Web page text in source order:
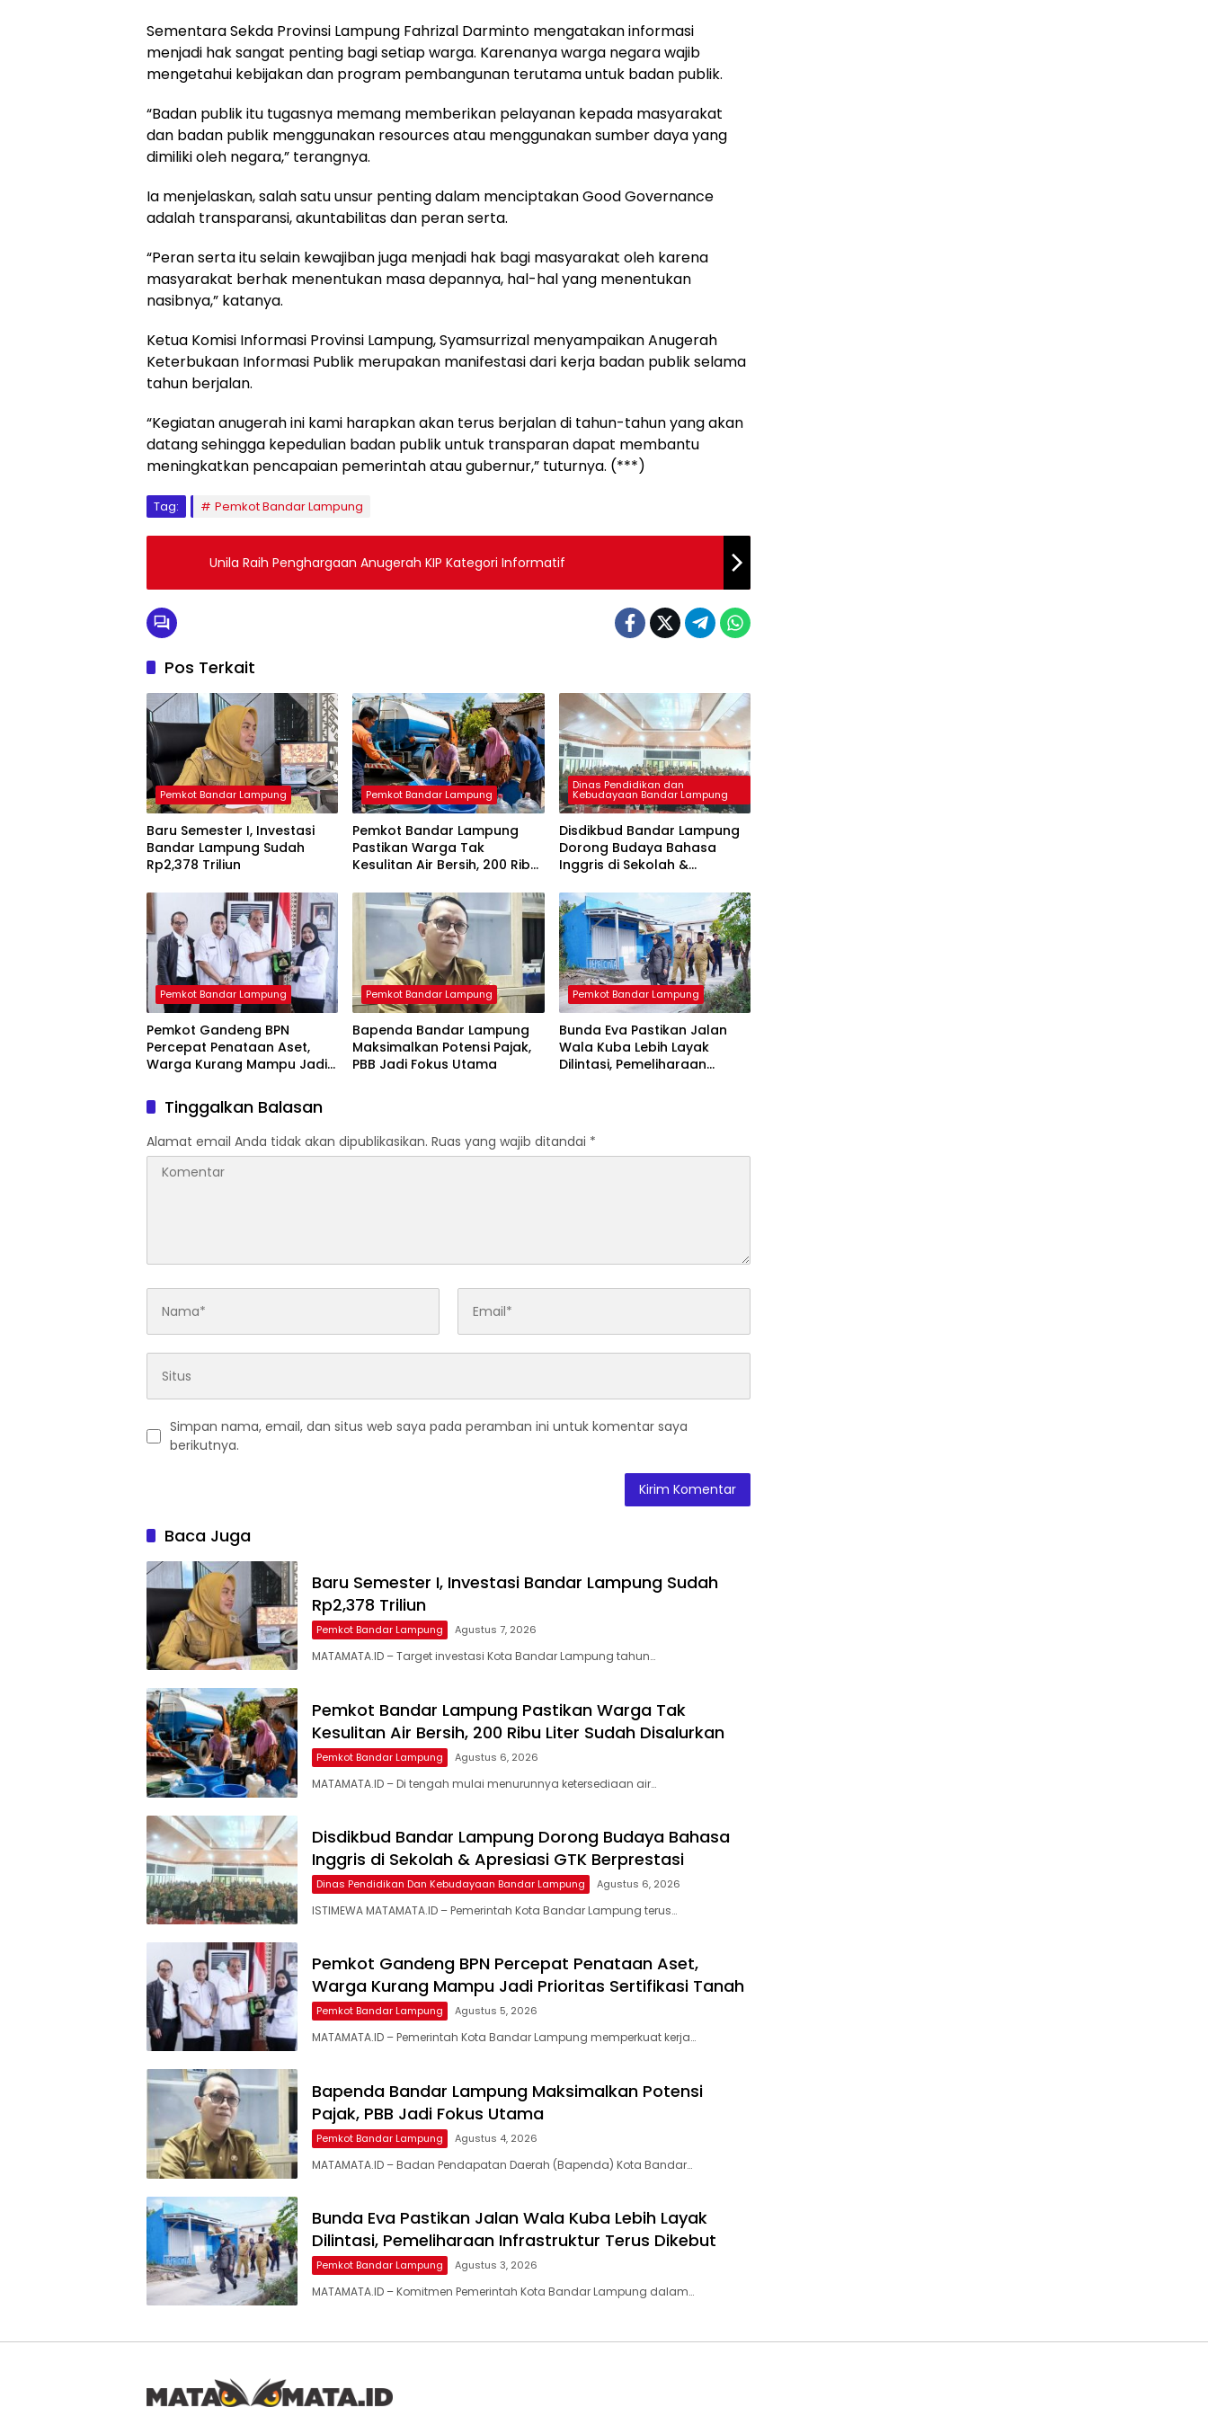
Sementara Sekda Provinsi Lampung Fahrizal Darminto mengatakan informasi
menjadi hak sangat penting bagi setiap warga. Karenanya warga negara wajib
mengetahui kebijakan dan program pembangunan terutama untuk badan publik.
“Badan publik itu tugasnya memang memberikan pelayanan kepada masyarakat
dan badan publik menggunakan resources atau menggunakan sumber daya yang
dimiliki oleh negara,” terangnya.
Ia menjelaskan, salah satu unsur penting dalam menciptakan Good Governance
adalah transparansi, akuntabilitas dan peran serta.
“Peran serta itu selain kewajiban juga menjadi hak bagi masyarakat oleh karena
masyarakat berhak menentukan masa depannya, hal-hal yang menentukan
nasibnya,” katanya.
Ketua Komisi Informasi Provinsi Lampung, Syamsurrizal menyampaikan Anugerah
Keterbukaan Informasi Publik merupakan manifestasi dari kerja badan publik selama
tahun berjalan.
“Kegiatan anugerah ini kami harapkan akan terus berjalan di tahun-tahun yang akan
datang sehingga kepedulian badan publik untuk transparan dapat membantu
meningkatkan pencapaian pemerintah atau gubernur,” tuturnya. (***)
Tag: Pemkot Bandar Lampung
Unila Raih Penghargaan Anugerah KIP Kategori Informatif
Pos Terkait
Pemkot Bandar Lampung
Baru Semester I, Investasi
Bandar Lampung Sudah
Rp2,378 Triliun
Pemkot Bandar Lampung
Pemkot Bandar Lampung
Pastikan Warga Tak
Kesulitan Air Bersih, 200 Ribu
Dinas Pendidikan dan
Kebudayaan Bandar Lampung
Disdikbud Bandar Lampung
Dorong Budaya Bahasa
Inggris di Sekolah &
Pemkot Bandar Lampung
Pemkot Gandeng BPN
Percepat Penataan Aset,
Warga Kurang Mampu Jadi
Pemkot Bandar Lampung
Bapenda Bandar Lampung
Maksimalkan Potensi Pajak,
PBB Jadi Fokus Utama
Pemkot Bandar Lampung
Bunda Eva Pastikan Jalan
Wala Kuba Lebih Layak
Dilintasi, Pemeliharaan
Tinggalkan Balasan
Alamat email Anda tidak akan dipublikasikan. Ruas yang wajib ditandai *
Simpan nama, email, dan situs web saya pada peramban ini untuk komentar saya
berikutnya.
Baca Juga
Baru Semester I, Investasi Bandar Lampung Sudah
Rp2,378 Triliun
Pemkot Bandar Lampung Agustus 7, 2026
MATAMATA.ID – Target investasi Kota Bandar Lampung tahun…
Pemkot Bandar Lampung Pastikan Warga Tak
Kesulitan Air Bersih, 200 Ribu Liter Sudah Disalurkan
Pemkot Bandar Lampung Agustus 6, 2026
MATAMATA.ID – Di tengah mulai menurunnya ketersediaan air…
Disdikbud Bandar Lampung Dorong Budaya Bahasa
Inggris di Sekolah & Apresiasi GTK Berprestasi
Dinas Pendidikan Dan Kebudayaan Bandar Lampung Agustus 6, 2026
ISTIMEWA MATAMATA.ID – Pemerintah Kota Bandar Lampung terus…
Pemkot Gandeng BPN Percepat Penataan Aset,
Warga Kurang Mampu Jadi Prioritas Sertifikasi Tanah
Pemkot Bandar Lampung Agustus 5, 2026
MATAMATA.ID – Pemerintah Kota Bandar Lampung memperkuat kerja…
Bapenda Bandar Lampung Maksimalkan Potensi
Pajak, PBB Jadi Fokus Utama
Pemkot Bandar Lampung Agustus 4, 2026
MATAMATA.ID – Badan Pendapatan Daerah (Bapenda) Kota Bandar…
Bunda Eva Pastikan Jalan Wala Kuba Lebih Layak
Dilintasi, Pemeliharaan Infrastruktur Terus Dikebut
Pemkot Bandar Lampung Agustus 3, 2026
MATAMATA.ID – Komitmen Pemerintah Kota Bandar Lampung dalam…